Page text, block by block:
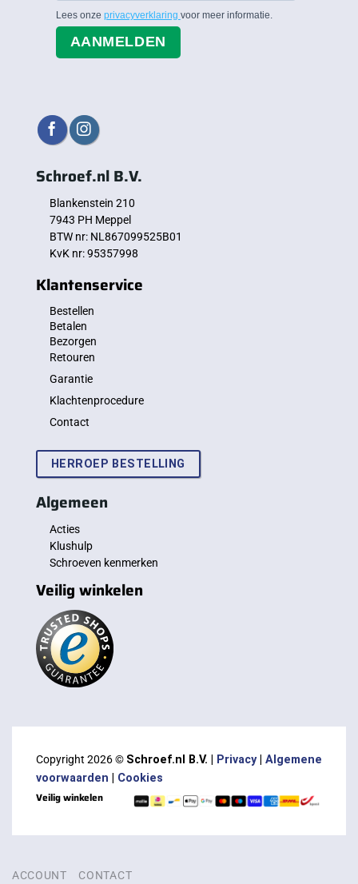
Lees onze privacyverklaring voor meer informatie.
AANMELDEN
Schroef.nl B.V.
Blankenstein 210
7943 PH Meppel
BTW nr: NL867099525B01
KvK nr: 95357998
Klantenservice
Bestellen
Betalen
Bezorgen
Retouren
Garantie
Klachtenprocedure
Contact
HERROEP BESTELLING
Algemeen
Acties
Klushulp
Schroeven kenmerken
Veilig winkelen
Copyright 2026 © Schroef.nl B.V. | Privacy| Algemene
voorwaarden
Cookies
Veilig winkelen
ACCOUNT CONTACT